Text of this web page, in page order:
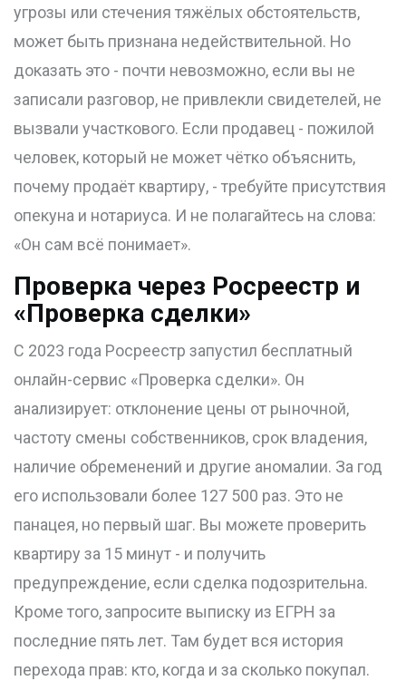
угрозы или стечения тяжёлых обстоятельств,
может быть признана недействительной. Но
доказать это - почти невозможно, если вы не
записали разговор, не привлекли свидетелей, не
вызвали участкового. Если продавец - пожилой
человек, который не может чётко объяснить,
почему продаёт квартиру, - требуйте присутствия
опекуна и нотариуса. И не полагайтесь на слова:
«Он сам всё понимает».
Проверка через Росреестр и
«Проверка сделки»
С 2023 года Росреестр запустил бесплатный
онлайн-сервис «Проверка сделки». Он
анализирует: отклонение цены от рыночной,
частоту смены собственников, срок владения,
наличие обременений и другие аномалии. За год
его использовали более 127 500 раз. Это не
панацея, но первый шаг. Вы можете проверить
квартиру за 15 минут - и получить
предупреждение, если сделка подозрительна.
Кроме того, запросите выписку из ЕГРН за
последние пять лет. Там будет вся история
перехода прав: кто, когда и за сколько покупал.